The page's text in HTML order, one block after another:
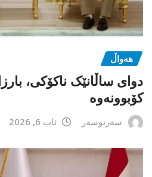
هەواڵ
دوای ساڵانێک ناکۆکی،
کۆبوونەوە
سەرنوسەر ئاب 6, 2026